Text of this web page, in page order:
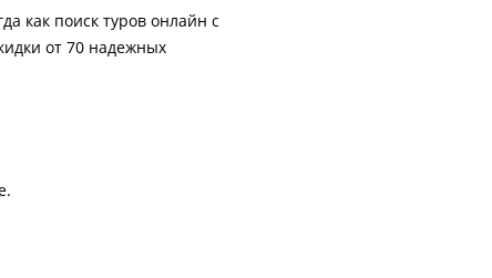
как поиск туров онлайн с
от 70 надежных